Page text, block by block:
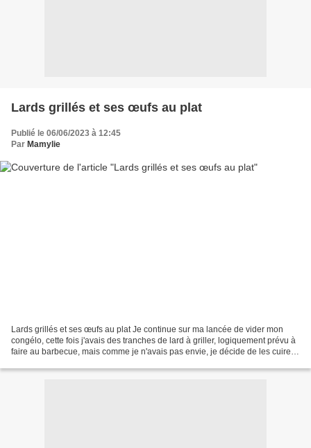
Lards grillés et ses œufs au plat
Publié le 06/06/2023 à 12:45
Par Mamylie
Lards grillés et ses œufs au plat Je continue sur ma lancée de vider mon
congélo, cette fois j'avais des tranches de lard à griller, logiquement prévu à
faire au barbecue, mais comme je n'avais pas envie, je décide de les cuire à